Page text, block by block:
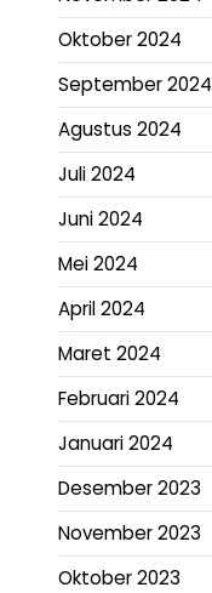
Oktober 2024
September 2024
Agustus 2024
Juli 2024
Juni 2024
Mei 2024
April 2024
Maret 2024
Februari 2024
Januari 2024
Desember 2023
November 2023
Oktober 2023